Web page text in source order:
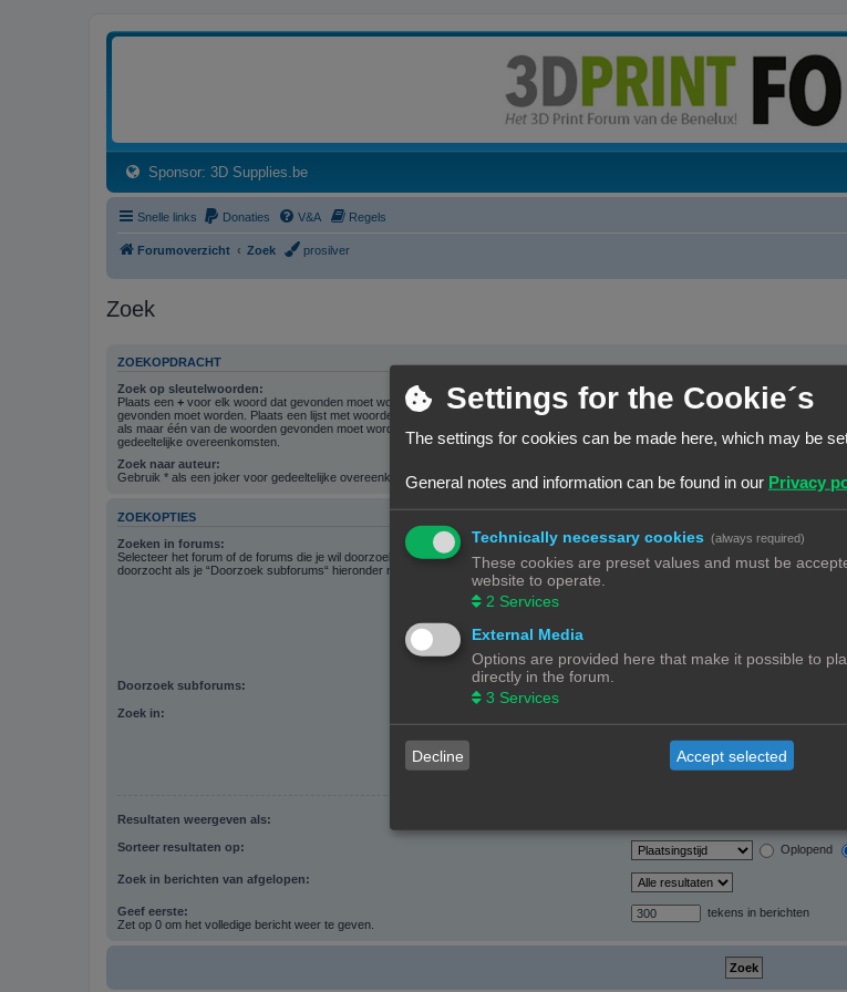
Sponsor: 3D Supplies.be(Opens a new tab)
Snelle links Donaties V&A Regels
Forumoverzicht Zoek prosilver
Zoek
ZOEKOPDRACHT
Zoek op sleutelwoorden:
Plaats een + voor elk woord dat gevonden moet worden en een-voor elk woord dat niet
gevonden moet worden. Plaats een lijst met woorden gescheiden door een
tussen haakjes
als maar één van de woorden gevonden moet worden. Gebruik * als een joker voor
gedeeltelijke overeenkomsten.
Zoek naar alle termen of gebruik de
Zoek naar één van de termen
Zoek naar auteur:
Gebruik * als een joker voor gedeeltelijke overeenkomsten.
ZOEKOPTIES
Zoeken in forums:
Selecteer het forum of de forums die je wil doorzoeken. Subforums worden automatisch
doorzocht als je “Doorzoek subforums“ hieronder niet uitschakelt.
Doorzoek subforums:
Zoek in:
Alleen onderwerptitels
Alleen eerste bericht van onderwerp
Resultaten weergeven als:
Sorteer resultaten op: Oplopend
Zoek in berichten van afgelopen:
Geef eerste:
Zet op 0 om het volledige bericht weer te geven.
tekens in berichten
Settings for the Cookie´s
The settings for cookies can be made here, which may be
General notes and information can be found in our Privacy
Technically necessary cookies (always required)
These cookies are preset values and must be
website to operate.
2 Services
External Media
Options are provided here that make it possible to
directly in the forum.
3 Services
Decline Accept selected